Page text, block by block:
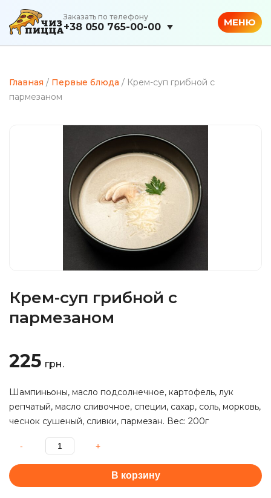
Заказать по телефону
+38 050 765-00-00 МЕНЮ
Главная / Первые блюда / Крем-суп грибной с
пармезаном
Крем-суп грибной с
пармезаном
225 грн.
Шампиньоны, масло подсолнечное, картофель, лук
репчатый, масло сливочное, специи, сахар, соль, морковь,
чеснок сушеный, сливки, пармезан. Вес: 200г
В корзину